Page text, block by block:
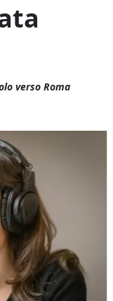
verso Roma